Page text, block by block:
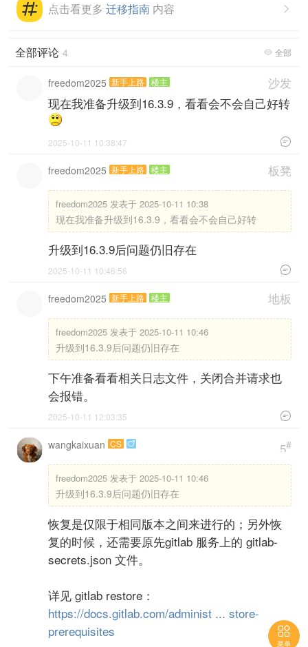

点击看更多 迁移指南 内容
 全部
全部评论 4
沙发
freedom2025 新手上路 楼主
现在我准备升级到16.3.9，看看会不会自己好转

2025-10-11 10:38:47
板凳
freedom2025 新手上路 楼主
freedom2025 发表于 2025-10-11 10:38
现在我准备升级到16.3.9，看看会不会自己好转
升级到16.3.9后问题仍旧存在

2025-10-11 10:46:56
地板
freedom2025 新手上路 楼主
freedom2025 发表于 2025-10-11 10:46
升级到16.3.9后问题仍旧存在
下午准备看看相关日志文件，关闭合并请求也
会报错。

2025-10-11 12:03:35
5#
wangkaixuan CS 
freedom2025 发表于 2025-10-11 10:46
升级到16.3.9后问题仍旧存在
恢复是仅限于相同版本之间来进行的；另外恢
复的时候，还需要原先gitlab 服务上的 gitlab-
secrets.json 文件。
详见 gitlab restore：
https://docs.gitlab.com/administ ... store-
prerequisites

菜单